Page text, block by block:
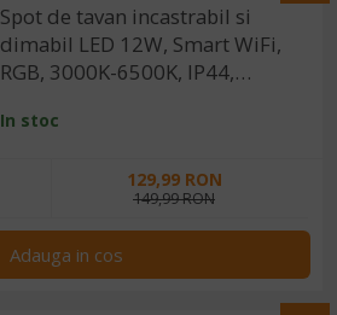
Spot de tavan incastrabil si
dimabil LED 12W, Smart WiFi,
RGB, 3000K-6500K, IP44,
Tuya/SmartLife
In stoc
129,99 RON
149,99 RON
Adauga in cos